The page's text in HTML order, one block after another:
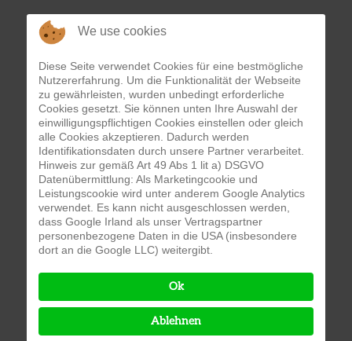
We use cookies
Diese Seite verwendet Cookies für eine bestmögliche
Nutzererfahrung. Um die Funktionalität der Webseite
zu gewährleisten, wurden unbedingt erforderliche
Cookies gesetzt. Sie können unten Ihre Auswahl der
einwilligungspflichtigen Cookies einstellen oder gleich
alle Cookies akzeptieren. Dadurch werden
Identifikationsdaten durch unsere Partner verarbeitet.
Hinweis zur gemäß Art 49 Abs 1 lit a) DSGVO
Datenübermittlung: Als Marketingcookie und
Leistungscookie wird unter anderem Google Analytics
verwendet. Es kann nicht ausgeschlossen werden,
dass Google Irland als unser Vertragspartner
personenbezogene Daten in die USA (insbesondere
dort an die Google LLC) weitergibt.
Ok
Ablehnen